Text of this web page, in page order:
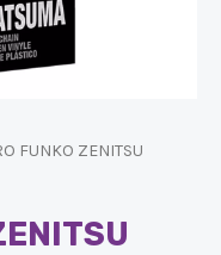
FUNKO ZENITSU